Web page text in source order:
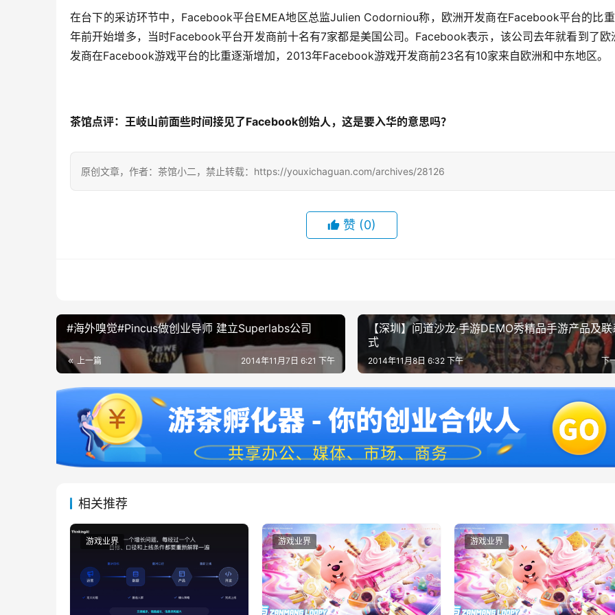
在台下的采访环节中，Facebook平台EMEA地区总监Julien Codorniou称，欧洲开发商在Facebook平台的比
年前开始增多，当时Facebook平台开发商前十名有7家都是美国公司。Facebook表示，该公司去年就看到了欧
发商在Facebook游戏平台的比重逐渐增加，2013年Facebook游戏开发商前23名有10家来自欧洲和中东地区。
茶馆点评：王岐山前面些时间接见了Facebook创始人，这是要入华的意思吗？
原创文章，作者：茶馆小二，禁止转载：https://youxichaguan.com/archives/28126
赞 (0)
#海外嗅觉#Pincus做创业导师 建立Superlabs公司
上一篇 2014年11月7日 6:21 下午
【深圳】问道沙龙·手游DEMO秀精品手游产品及
式
下
2014年11月8日 6:32 下午
相关推荐
游戏业界 游戏业界 游戏业界